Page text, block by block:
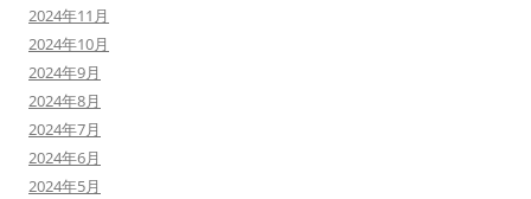
2024年11月
2024年10月
2024年9月
2024年8月
2024年7月
2024年6月
2024年5月